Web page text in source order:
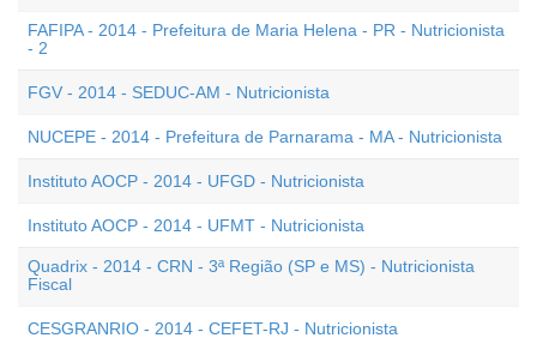
FAFIPA - 2014 - Prefeitura de Maria Helena - PR - Nutricionista
- 2
FGV - 2014 - SEDUC-AM - Nutricionista
NUCEPE - 2014 - Prefeitura de Parnarama - MA - Nutricionista
Instituto AOCP - 2014 - UFGD - Nutricionista
Instituto AOCP - 2014 - UFMT - Nutricionista
Quadrix - 2014 - CRN - 3ª Região (SP e MS) - Nutricionista
Fiscal
CESGRANRIO - 2014 - CEFET-RJ - Nutricionista